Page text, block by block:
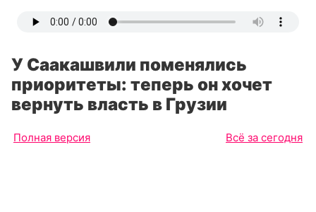
У Саакашвили поменялись
приоритеты: теперь он хочет
вернуть власть в Грузии
Полная версия Всё за сегодня